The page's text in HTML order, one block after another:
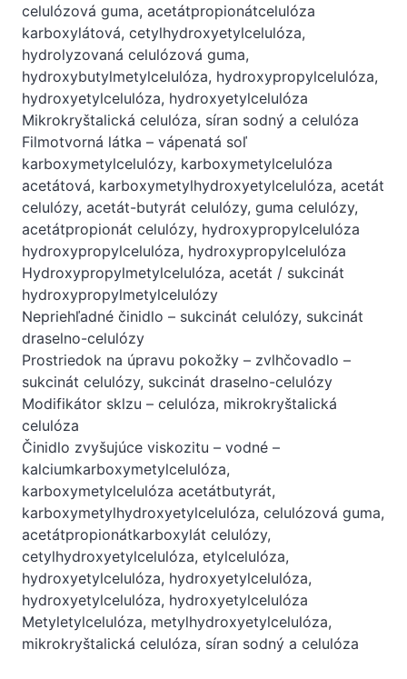
celulózová guma, acetátpropionátcelulóza
karboxylátová, cetylhydroxyetylcelulóza,
hydrolyzovaná celulózová guma,
hydroxybutylmetylcelulóza, hydroxypropylcelulóza,
hydroxyetylcelulóza, hydroxyetylcelulóza
Mikrokryštalická celulóza, síran sodný a celulóza
Filmotvorná látka – vápenatá soľ
karboxymetylcelulózy, karboxymetylcelulóza
acetátová, karboxymetylhydroxyetylcelulóza, acetát
celulózy, acetát-butyrát celulózy, guma celulózy,
acetátpropionát celulózy, hydroxypropylcelulóza
hydroxypropylcelulóza, hydroxypropylcelulóza
Hydroxypropylmetylcelulóza, acetát / sukcinát
hydroxypropylmetylcelulózy
Nepriehľadné činidlo – sukcinát celulózy, sukcinát
draselno-celulózy
Prostriedok na úpravu pokožky – zvlhčovadlo –
sukcinát celulózy, sukcinát draselno-celulózy
Modifikátor sklzu – celulóza, mikrokryštalická
celulóza
Činidlo zvyšujúce viskozitu – vodné –
kalciumkarboxymetylcelulóza,
karboxymetylcelulóza acetátbutyrát,
karboxymetylhydroxyetylcelulóza, celulózová guma,
acetátpropionátkarboxylát celulózy,
cetylhydroxyetylcelulóza, etylcelulóza,
hydroxyetylcelulóza, hydroxyetylcelulóza,
hydroxyetylcelulóza, hydroxyetylcelulóza
Metyletylcelulóza, metylhydroxyetylcelulóza,
mikrokryštalická celulóza, síran sodný a celulóza